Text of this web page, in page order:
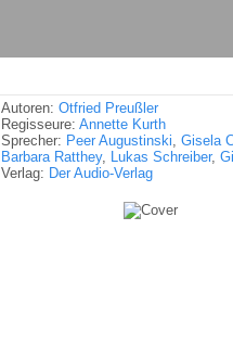
Autoren: Otfried Preußler
Regisseure: Annette Kurth
Sprecher: Peer Augustinski, Gisela
Barbara Ratthey, Lukas Schreiber,
Verlag: Der Audio-Verlag